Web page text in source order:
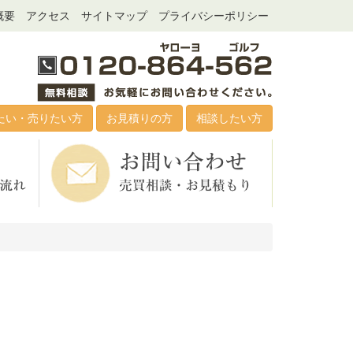
要 アクセス サイトマップ プライバシーポリシー
い・売りたい方 お見積りの方 相談したい方